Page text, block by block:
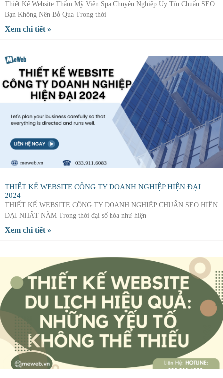
Thiết Kế Website Thẩm Mỹ Viện Spa Chuyên Nghiệp Uy Tín Chuẩn SEO
Bạn Không Nên Bỏ Qua Trong thời
Xem chi tiết »
THIẾT KẾ WEBSITE CÔNG TY DOANH NGHIỆP HIỆN ĐẠI
2024
THIẾT KẾ WEBSITE CÔNG TY DOANH NGHIỆP CHUẨN SEO HIỆN
ĐẠI NHẤT NĂM Trong thời đại số hóa như hiện
Xem chi tiết »